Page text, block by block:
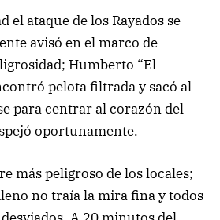
el ataque de los Rayados se
avisó en el marco de
Humberto “El
pelota filtrada y sacó al
para centrar al corazón del
oportunamente.
más peligroso de los locales;
no traía la mira fina y todos